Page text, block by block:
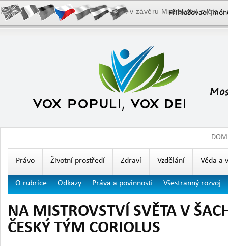
Právo Životní prostředí Zdraví Vzdělání Věda a
O rubrice Odkazy Práva a povinnosti Všestranný rozvoj
NA MISTROVSTVÍ SVĚTA V
ČESKÝ TÝM CORIOLUS
Pan Josef Přibyl před šachovou partií v závěru Mistrovství světa
Přihlašovací